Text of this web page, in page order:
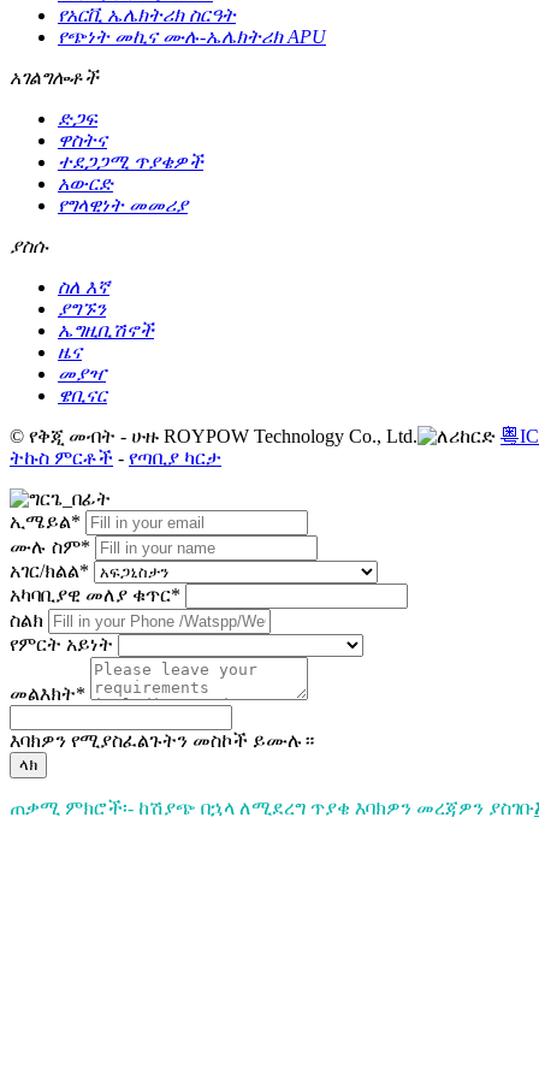
የአርቪ ኤሌክትሪክ ስርዓት
የጭነት መኪና ሙሉ-ኤሌክትሪክ APU
አገልግሎቶች
ድጋፍ
ዋስትና
ተደጋጋሚ ጥያቄዎች
አውርድ
የግላዊነት መመሪያ
ያስሱ
ስለ እኛ
ያግኙን
ኤግዚቢሽኖች
ዜና
መያዣ
ዌቢናር
© የቅጂ መብት - ሁዙ ROYPOW Technology Co., Ltd.
粤
ትኩስ ምርቶች - የጣቢያ ካርታ
ኢሜይል*
ሙሉ ስም*
አገር/ክልል*
አካባቢያዊ መለያ ቁጥር*
ስልክ
የምርት አይነት
መልእክት*
እባክዎን የሚያስፈልጉትን መስኮች ይሙሉ።
ላክ
ጠቃሚ ምክሮች፡- ከሽያጭ በኋላ ለሚደረግ ጥያቄ እባክዎን መረጃዎን ያስገቡ